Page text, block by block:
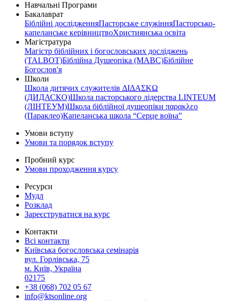
Навчальні Програми
Бакалаврат
Біблійні дослідженняПасторське служінняПасторсько-
капеланське керівництвоХристиянська освіта
Магістратура
Магістр біблійних і богословських досліджень
(TALBOT)Біблійна Душеопіка (МАВС)Біблійне
Богослов'я
Школи
Школа дитячих служителів ΔΙΔΑΣΚΩ
(ДИДАСКО)Школа пасторського лідерства LINTEUM
(ЛІНТЕУМ)Школа біблійної душеопіки παρακλεο
(Параклео)Капеланська школа “Серце воїна”
Умови вступу
Умови та порядок вступу
Пробний курс
Умови проходження курсу
Ресурси
Мудл
Розклад
Зареєструватися на курс
Контакти
Всі контакти
Київська богословська семінарія
вул. Горлівська, 75
м. Київ, Україна
02175
+38 (068) 702 05 67
info@ktsonline.org